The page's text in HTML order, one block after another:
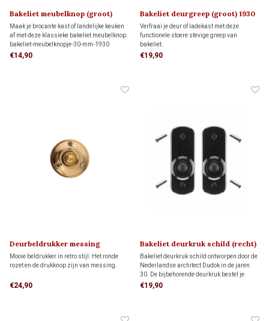
Bakeliet meubelknop (groot)
1930
Maak je brocante kast of landelijke keuken
af met deze klassieke bakeliet meubelknop.
bakeliet-meubelknopje-30-mm-1930
€14,90
Bakeliet deurgreep (groot) 1930
Verfraai je deur of ladekast met deze
functionele stoere stevige greep van
bakeliet.
€19,90
Deurbeldrukker messing
Mooie beldrukker in retro stijl. Het ronde
rozet en de drukknop zijn van messing.
€24,90
Bakeliet deurkruk schild (recht)
DUDOK 1930
Bakeliet deurkruk schild ontworpen door de
Nederlandse architect Dudok in de jaren
30. De bijbehorende deurkruk bestel je
hieronder apart bij 'gerelateerde producten'
€19,90